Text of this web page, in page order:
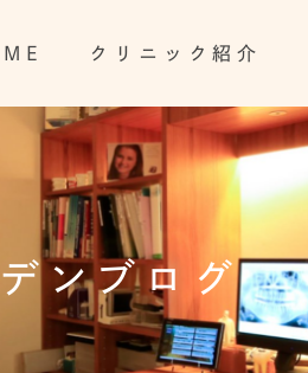
クリニック紹介
ンブログ